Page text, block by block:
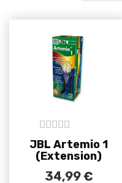
5out of 5
JBL Artemio 1
(Extension)
34,99€